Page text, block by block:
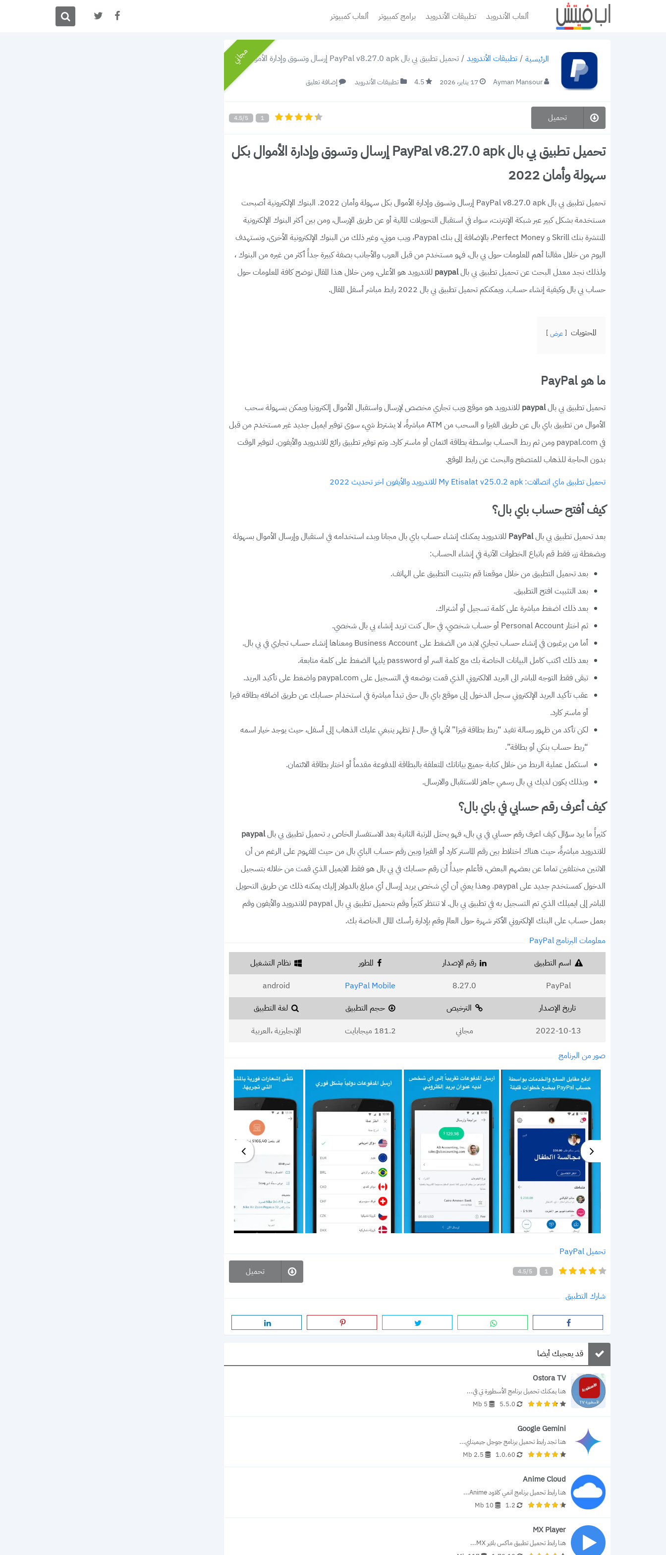
ألعاب الأندرويد تطبيقات الأندرويد برامج كمبيوتر ألعاب كمبيوتر
الرئيسية / تطبيقات الأندرويد / تحميل تطبيق بي بال PayPal v8.27.0 apk إرسال وتسوق وإدارة الأموال بكل سهولة وأمان 2022
Ayman Mansour 17 يناير، 2026 4.5 تطبيقات الأندرويد إضافة تعليق
مجاني
4.5/5 1 تحميل
تحميل تطبيق بي بال PayPal v8.27.0 apk إرسال وتسوق وإدارة الأموال بكل
سهولة وأمان 2022
تحميل تطبيق بي بال PayPal v8.27.0 apk إرسال وتسوق وإدارة الأموال بكل سهولة وأمان 2022. البنوك الإلكترونية أصبحت
مستخدمة بشكل كبير عبر شبكة الإنترنت، سواء في استقبال التحويلات المالية أو عن طريق الإرسال، ومن بين أكثر البنوك الإلكترونية
المنتشرة بنك Skrill و Perfect Money، بالإضافة إلى بنك Paypal، ويب موني، وغير ذلك من البنوك الإلكترونية الأخرى، ونستهدف
اليوم من خلال مقالنا أهم المعلومات حول بي بال، فهو مستخدم من قبل العرب والأجانب بصفة كبيرة جداً أكثر من غيره من البنوك ،
ولذلك نجد معدل البحث عن تحميل تطبيق بي بالpaypal للاندرويد هو الأعلى، ومن خلال هذا المقال نوضح كافة المعلومات حول
حساب بي بال وكيفية إنشاء حساب. ويمكنكم تحميل تطبيق بي بال 2022 رابط مباشر أسفل المقال.
المحتويات عرض
ما هو PayPal
تحميل تطبيق بي بالpaypal للاندرويد هو موقع ويب تجاري مخصص لإرسال واستقبال الأموال إلكترونيا ويمكن بسهولة سحب
الأموال من تطبيق باي بال عن طريق الفيزا و السحب من ATM مباشرةً، لا يشترط شيء سوى توفير ايميل جديد غير مستخدم من قبل
في paypal.com ومن ثم ربط الحساب بواسطة بطاقة ائتمان أو ماستر كارد. وتم توفير تطبيق رائع للاندرويد والأيفون. لتوفير الوقت
بدون الحاجة للذهاب للمتصفح والبحث عن رابط الموقع.
تحميل تطبيق ماي اتصالات: My Etisalat v25.0.2 apk للاندرويد والأيفون اخر تحديث 2022
كيف أفتح حساب باي بال؟
بعد تحميل تطبيق بي بالPayPal للاندرويد يمكنك إنشاء حساب باي بال مجانا وبدء استخدامه في استقبال وإرسال الأموال بسهولة
وبضغطة زر، فقط قم باتباع الخطوات الآتية في إنشاء الحساب:
بعد تحميل التطبيق من خلال موقعنا قم بتثبيت التطبيق على الهاتف.
بعد التثبيت افتح التطبيق.
بعد ذلك اضغط مباشرة على كلمة تسجيل أو أشتراك.
ثم اختار Personal Account أو حساب شخصي، في حال كنت تريد إنشاء بي بال شخصي.
أما من يرغبون في إنشاء حساب تجاري لابد من الضغط على Business Account ومعناها إنشاء حساب تجاري في بي بال.
بعد ذلك اكتب كامل البيانات الخاصة بك مع كلمة السر أو password يليها الضغط على كلمة متابعة.
تبقى فقط التوجه المباشر الى البريد الالكتروني الذي قمت بوضعه في التسجيل على paypal.com واضغط على تأكيد البريد.
عقب تأكيد البريد الإلكتروني سجل الدخول إلى موقع باي بال حتى تبدأ مباشرة في استخدام حسابك عن طريق اضافه بطاقه فيزا
أو ماستر كارد.
لكن تأكد من ظهور رسالة تفيد “ربط بطاقة فيزا” لأنها في حال لم تظهر ينبغي عليك الذهاب إلى أسفل، حيث يوجد خيار اسمه
“ربط حساب بنكي أو بطاقة”.
استكمل عملية الربط من خلال كتابة جميع بياناتك المتعلقة بالبطاقة المدفوعة مقدماً أو اختار بطاقة الائتمان.
وبذلك يكون لديك بي بال رسمي جاهز للاستقبال والارسال.
كيف أعرف رقم حسابي في باي بال؟
كثيراً ما يرد سؤال كيف اعرف رقم حسابي في بي بال، فهو يحتل المرتبة الثانية بعد الاستفسار الخاص بـ تحميل تطبيق بي بالpaypal
للاندرويد مباشرةً، حيث هناك اختلاط بين رقم الماستر كارد أو الفيزا وبين رقم حساب الباي بال من حيث المفهوم على الرغم من أن
الاثنين مختلفين تماما عن بعضهم البعض، فأعلم جيداً أن رقم حسابك في بي بال هو فقط الايميل الذي قمت من خلاله بتسجيل
الدخول كمستخدم جديد على paypal. وهذا يعني أن أي شخص يريد إرسال أي مبلغ بالدولار إليك يمكنه ذلك عن طريق التحويل
المباشر إلى ايميلك الذي تم التسجيل به في تطبيق بي بال. لا تنتظر كثيراُ وقم بتحميل تطبيق بي بال paypal للاندرويد والأيفون وقم
بعمل حساب على البنك الإلكتروني الأكثر شهرة حول العالم وقم بإدارة رأسك المال الخاصة بك.
معلومات البرنامج PayPal
اسم التطبيق
PayPal
رقم الإصدار
8.27.0
المطور
PayPal Mobile
نظام التشغيل
android
تاريخ الإصدار
2022-10-13
الترخيص
مجاني
حجم التطبيق
181.2 ميجابايت
لغة التطبيق
الإنجليزية ،العربية
صور من البرنامج
تحميل PayPal
4.5/5 1 تحميل
شارك التطبيق
قد يعجبك أيضا
Ostora TV
هنا يمكنك تحميل برنامج الأسطورة تي في...
5.5.0
5 Mb
Google Gemini
هنا تجد رابط تحميل برنامج جوجل جيميناي...
1.0.60
2.5 Mb
Anime Cloud
هنا رابط تحميل برنامج انمي كلاود Anime...
1.2
10 Mb
MX Player
هنا رابط تحميل تطبيق ماكس بلاير MX...